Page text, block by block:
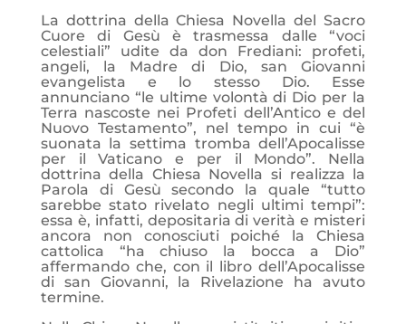
La dottrina della Chiesa Novella del Sacro
Cuore di Gesù è trasmessa dalle “voci
celestiali” udite da don Frediani: profeti,
angeli, la Madre di Dio, san Giovanni
evangelista e lo stesso Dio. Esse
annunciano “le ultime volontà di Dio per la
Terra nascoste nei Profeti dell’Antico e del
Nuovo Testamento”, nel tempo in cui “è
suonata la settima tromba dell’Apocalisse
per il Vaticano e per il Mondo”. Nella
dottrina della Chiesa Novella si realizza la
Parola di Gesù secondo la quale “tutto
sarebbe stato rivelato negli ultimi tempi”:
essa è, infatti, depositaria di verità e misteri
ancora non conosciuti poiché la Chiesa
cattolica “ha chiuso la bocca a Dio”
affermando che, con il libro dell’Apocalisse
di san Giovanni, la Rivelazione ha avuto
termine.